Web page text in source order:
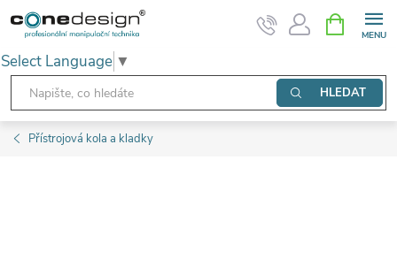
Přejít
obsah
Select Language ▼
HLEDAT
NÁKUPNÍ
KOŠÍK
Přístrojová kola a kladky